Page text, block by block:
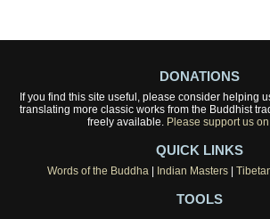
DONATIONS
If you find this site useful, please consider helping
translating more classic works from the Buddhist
freely available. Please support us
QUICK LINKS
Words of the Buddha| Indian Masters|
TOOLS